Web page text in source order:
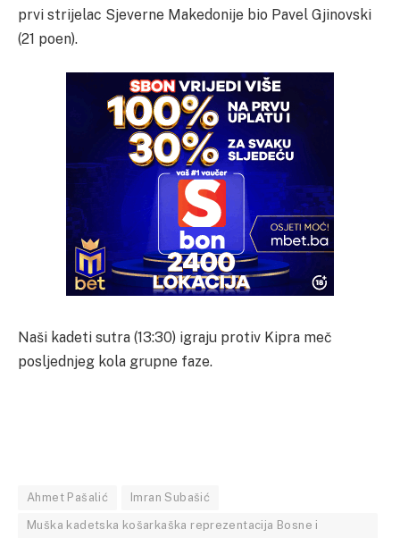
prvi strijelac Sjeverne Makedonije bio Pavel Gjinovski
(21 poen).
Naši kadeti sutra (13:30) igraju protiv Kipra meč
posljednjeg kola grupne faze.
Ahmet Pašalić Imran Subašić
Muška kadetska košarkaška reprezentacija Bosne i